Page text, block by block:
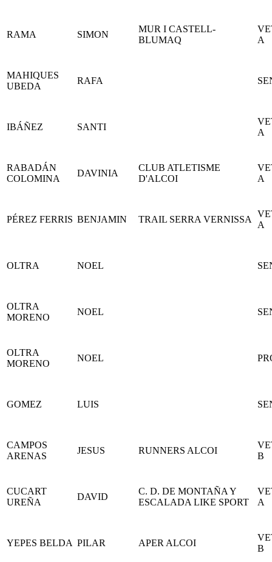
RAMA SIMON
MUR I CASTELL-
BLUMAQ
A
MAHIQUES
UBEDA
RAFA
IBÁÑEZ SANTI
A
RABADÁN
COLOMINA
DAVINIA
CLUB ATLETISME
D'ALCOI
A
PÉREZ FERRIS BENJAMIN TRAIL SERRA VERNISSA
A
OLTRA NOEL
OLTRA
MORENO
NOEL
OLTRA
MORENO
NOEL
GOMEZ LUIS
CAMPOS
ARENAS
JESUS RUNNERS ALCOI
B
CUCART
UREÑA
DAVID
C. D. DE MONTAÑA Y
ESCALADA LIKE SPORT
A
YEPES BELDA PILAR APER ALCOI
B